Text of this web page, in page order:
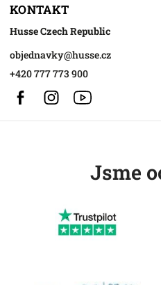
KONTAKT
Husse Czech Republic
objednavky@husse.cz
+420 777 773 900
FacebookInstagram
Jsme